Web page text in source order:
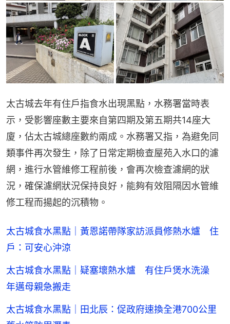
太古城去年有住戶指食水出現黑點，水務署當時表
示，受影響座數主要來自第四期及第五期共14座大
廈，佔太古城總座數約兩成。水務署又指，為避免同
類事件再次發生，除了日常定期檢查屋苑入水口的濾
網，進行水管維修工程前後，會再次檢查濾網的狀
況，確保濾網狀況保持良好，能夠有效阻隔因水管維
修工程而揚起的沉積物。
太古城食水黑點｜黃恩諾帶隊家訪派員修熱水爐 住
戶：可安心沖涼
太古城食水黑點｜疑塞壞熱水爐 有住戶煲水洗澡
年邁母親急搬走
太古城食水黑點｜田北辰：促政府速換全港700公里